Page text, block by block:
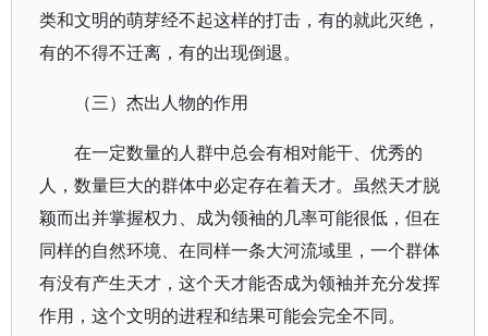
类和文明的萌芽经不起这样的打击，有的就此灭绝，
有的不得不迁离，有的出现倒退。
（三）杰出人物的作用
在一定数量的人群中总会有相对能干、优秀的
人，数量巨大的群体中必定存在着天才。虽然天才脱
颖而出并掌握权力、成为领袖的几率可能很低，但在
同样的自然环境、在同样一条大河流域里，一个群体
有没有产生天才，这个天才能否成为领袖并充分发挥
作用，这个文明的进程和结果可能会完全不同。